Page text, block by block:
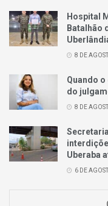
Hospital
Batalhão
8 DE
Quando
do
8 DE
Uberaba
6 DE